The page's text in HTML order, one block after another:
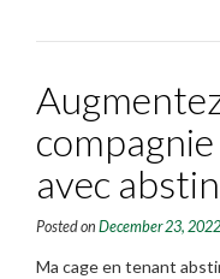
avec
Posted on December 23, 2022
Ma cage en tenant